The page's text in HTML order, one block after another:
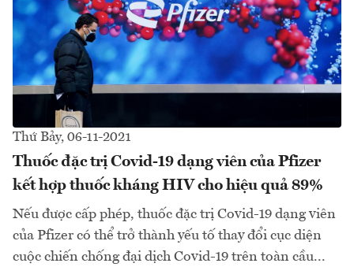
Thứ Bảy, 06-11-2021
Thuốc đặc trị Covid-19 dạng viên của Pfizer
kết hợp thuốc kháng HIV cho hiệu quả 89%
Nếu được cấp phép, thuốc đặc trị Covid-19 dạng viên
của Pfizer có thể trở thành yếu tố thay đổi cục diện
cuộc chiến chống đại dịch Covid-19 trên toàn cầu...